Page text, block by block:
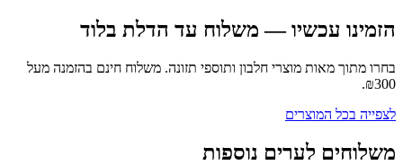
הזמינו עכשיו — משלוח עד הדלת בלוד
בחרו מתוך מאות מוצרי חלבון ותוספי תזונה. משלוח חינם בהזמנה מעל
₪300
.
לצפייה בכל המוצרים
משלוחים לערים נוספות